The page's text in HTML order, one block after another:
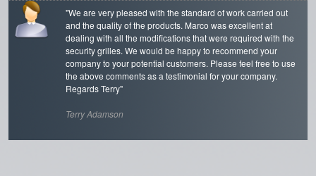
Janela curva 22-06-2023
Abra a sua casa ao conforto.
"We are very pleased with the standard of work carried out
and the quality of the products. Marco was excellent at
dealing with all the modifications that were required with the
security grilles. We would be happy to recommend your
company to your potential customers. Please feel free to use
the above comments as a testimonial for your company.
Regards Terry"
Terry Adamson